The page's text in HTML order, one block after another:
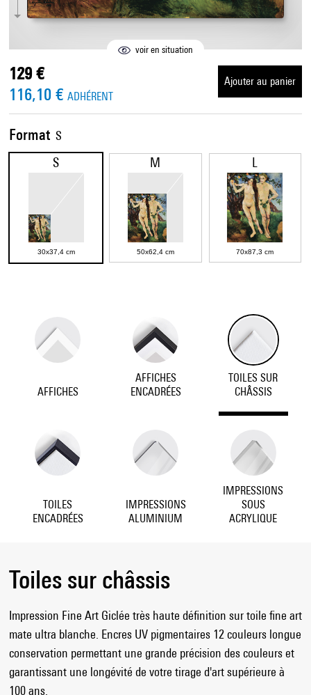
voir en situation
Format S
S
30x37,4 cm
M
50x62,4 cm
L
70x87,3 cm
129 €
116,10 € ADHÉRENT
Ajouter au panier
AFFICHES
AFFICHES
ENCADRÉES
TOILES SUR
CHÂSSIS
TOILES
ENCADRÉES
IMPRESSIONS
ALUMINIUM
IMPRESSIONS
SOUS
ACRYLIQUE
Toiles sur châssis
Impression Fine Art Giclée très haute définition sur toile fine art
mate ultra blanche. Encres UV pigmentaires 12 couleurs longue
conservation permettant une grande précision des couleurs et
garantissant une longévité de votre tirage d'art supérieure à
100 ans.